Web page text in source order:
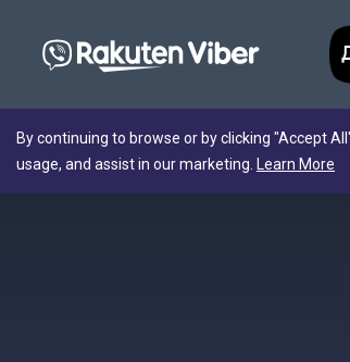
By continuing to browse or by clicking "Accept
usage, and assist in our marketing.
Learn More